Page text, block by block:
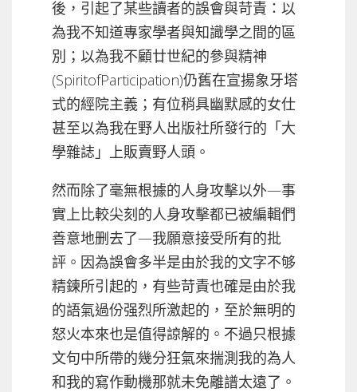
後，引起了某些讀者的誤會與苛責：以
為我不知道專家學者與知識學之間的區
別；以為我不顧廿世紀的參與精神
(SpiritofParticipation)仍舊在宣揚象牙塔
式的經院主義；有位稍具幽默感的女仕
甚至以為我在野人出版社所發行的「大
學雜誌」上販賣野人頭。
然而除了毫無根據的人身攻擊以外—事
實上比較尖刻的人身攻擊都已被編輯們
善意地删去了—我願意接受所有的批
評。因為誤會多半是由於我的文字不够
精鍊所引起的，有些苛責也確是由於我
的語氣過份强烈所激起的，至於無明的
怒火本來也是值得諒解的。不過只根據
文句中所帶的幾分狂氣來揣測我的為人
和我的寫作動機那就未免離譜太遠了。